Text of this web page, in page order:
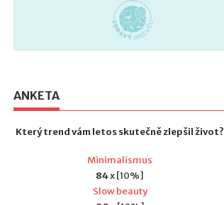
ANKETA
Který trend vám letos skutečně zlepšil život?
Minimalismus
84x [10%]
Slow beauty